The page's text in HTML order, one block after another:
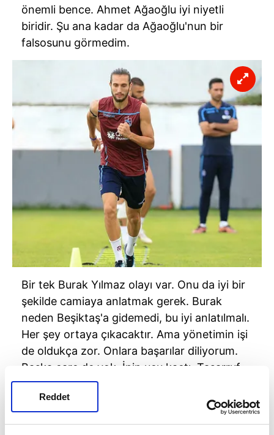
Reddet
önemli bence. Ahmet Ağaoğlu iyi niyetli
biridir. Şu ana kadar da Ağaoğlu'nun bir
falsosunu görmedim.
Bir tek Burak Yılmaz olayı var. Onu da iyi bir
şekilde camiaya anlatmak gerek. Burak
neden Beşiktaş'a gidemedi, bu iyi anlatılmalı.
Her şey ortaya çıkacaktır. Ama yönetimin işi
de oldukça zor. Onlara başarılar diliyorum.
Başka çare de yok. İpin ucu kaçtı. Tasarruf
önlemlerine ihtiyaç var.